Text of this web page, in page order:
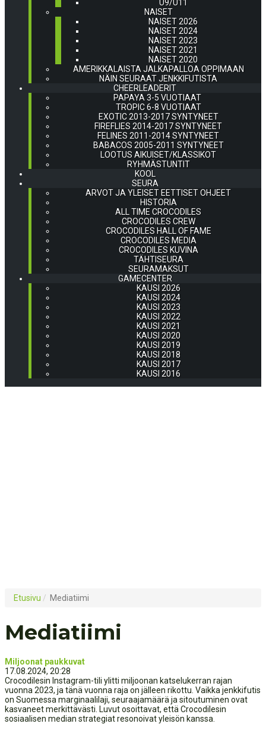
U9/U11
NAISET
NAISET 2026
NAISET 2024
NAISET 2023
NAISET 2021
NAISET 2020
AMERIKKALAISTA JALKAPALLOA OPPIMAAN
NÄIN SEURAAT JENKKIFUTISTA
CHEERLEADERIT
PAPAYA 3-5 VUOTIAAT
TROPIC 6-8 VUOTIAAT
EXOTIC 2013-2017 SYNTYNEET
FIREFLIES 2014-2017 SYNTYNEET
FELINES 2011-2014 SYNTYNEET
BABACOS 2005-2011 SYNTYNEET
LOOTUS AIKUISET/KLASSIKOT
RYHMÄSTUNTIT
KOOL
SEURA
ARVOT JA YLEISET EETTISET OHJEET
HISTORIA
ALL TIME CROCODILES
CROCODILES CREW
CROCODILES HALL OF FAME
CROCODILES MEDIA
CROCODILES KUVINA
TÄHTISEURA
SEURAMAKSUT
GAMECENTER
KAUSI 2026
KAUSI 2024
KAUSI 2023
KAUSI 2022
KAUSI 2021
KAUSI 2020
KAUSI 2019
KAUSI 2018
KAUSI 2017
KAUSI 2016
Etusivu / Mediatiimi
Mediatiimi
Miljoonat paukkuvat
17.08.2024, 20:28
Crocodilesin Instagram-tili ylitti miljoonan katselukerran rajan
vuonna 2023, ja tänä vuonna raja on jälleen rikottu. Vaikka jenkkifutis
on Suomessa marginaalilaji, seuraajamäärä ja sitoutuminen ovat
kasvaneet merkittävästi. Luvut osoittavat, että Crocodilesin
sosiaalisen median strategiat resonoivat yleisön kanssa.